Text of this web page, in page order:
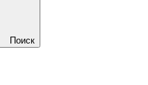
Поиск